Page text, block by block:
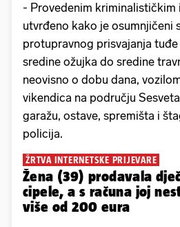
- Provedenim kriminalističkim
utvrđeno kako je osumnjičeni
protupravnog prisvajanja
sredine ožujka do sredine
neovisno o dobu dana,
vikendica na području
garažu, ostave, spremišta i
policija.
ŽRTVA INTERNETSKE PRIJEVARE
Žena (39) prodavala
cipele, a s računa joj
više od 200 eura